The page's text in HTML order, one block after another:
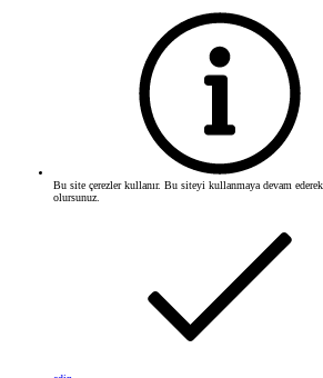
Bu site çerezler kullanır. Bu siteyi kullanmaya devam
olursunuz.